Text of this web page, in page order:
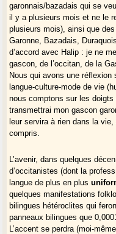
garonnais/bazadais qui se
il y a plusieurs mois et ne le
plusieurs mois), ainsi que
Garonne, Bazadais,
d’accord avec Halip : je ne
gascon, de l’occitan, de la
Nous qui avons une réflexion
langue-culture-mode de vie
nous comptons sur les
transmettrai mon gascon
leur servira à rien dans la
compris.
L’avenir, dans quelques
d’occitanistes (dont la
langue de plus en plus
quelques manifestations
bilingues hétéroclites qui
panneaux bilingues que
L’accent se perdra (moi-